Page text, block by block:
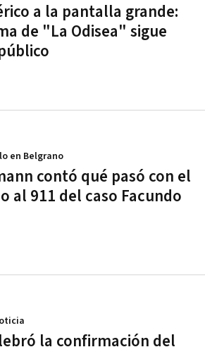
a la pantalla grande:
de "La Odisea" sigue
contó qué pasó con el
al 911 del caso Facundo
en Belgrano
la confirmación del